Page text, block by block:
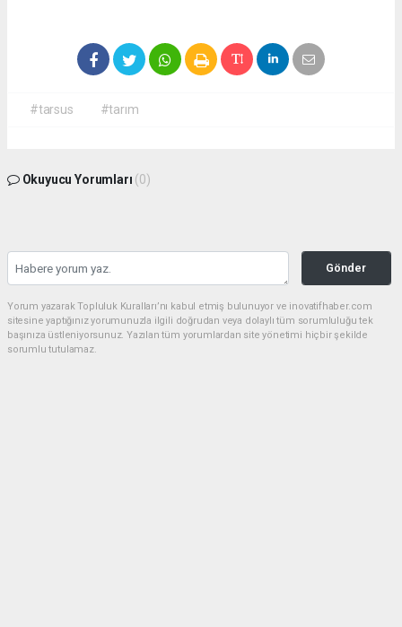
#tarsus #tarım
Okuyucu Yorumları (0)
Gönder
Yorum yazarak Topluluk Kuralları’nı kabul etmiş bulunuyor ve inovatifhaber.com
sitesine yaptığınız yorumunuzla ilgili doğrudan veya dolaylı tüm sorumluluğu tek
başınıza üstleniyorsunuz. Yazılan tüm yorumlardan site yönetimi hiçbir şekilde
sorumlu tutulamaz.